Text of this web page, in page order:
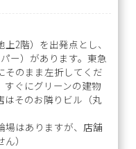
2階）を出発点とし、
ー）があります。東急
そのまま左折してくだ
すぐにグリーンの建物
はそのお隣りビル（丸
場はありますが、店舗
）